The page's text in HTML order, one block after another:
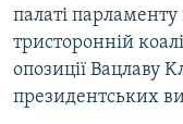
КРИМ РЕАЛІЇ
РУС
УКР
палаті парламенту
тристоронній
опозиції Вацлаву
президентських